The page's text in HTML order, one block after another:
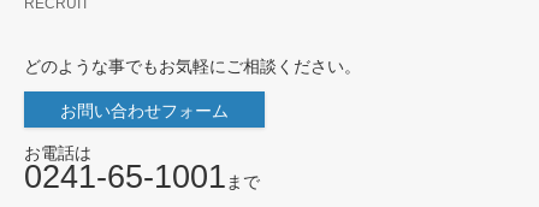
RECRUIT
どのような事でもお気軽にご相談ください。
お問い合わせフォーム
お電話は
0241-65-1001 まで